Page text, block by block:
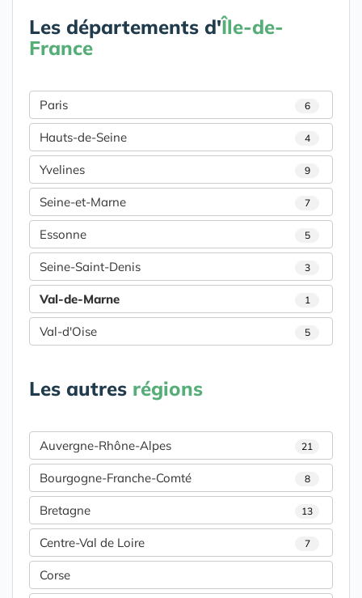
Les départements d'Île-de-
France
Paris 6
Hauts-de-Seine 4
Yvelines 9
Seine-et-Marne 7
Essonne 5
Seine-Saint-Denis 3
Val-de-Marne 1
Val-d'Oise 5
Les autres régions
Auvergne-Rhône-Alpes 21
Bourgogne-Franche-Comté 8
Bretagne 13
Centre-Val de Loire 7
Corse